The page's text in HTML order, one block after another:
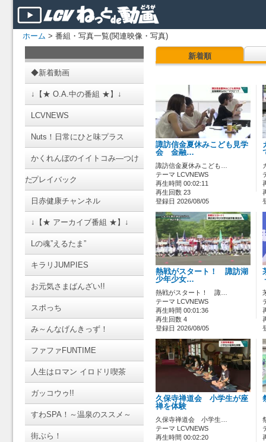
ホーム > 番組・写真一覧(関連映像・写真)
◆新着動画
↓【★ O.A.中の番組 ★】↓
LCVNEWS
Nuts！日常にひと味プラス
かくれんぼのイイトコみ―つけ
たプレイバック
日赤健康チャンネル
↓【★ アーカイブ番組 ★】↓
Lの魂”えるたま”
キラリJUMPIES
お元気さまばんざい!!
スポっち
み～んなげんきっず！
ファファFUNTIME
人生はロマン イロドリ喫茶
ガッコウゥ!!
すわSPA！～温泉のススメ～
街ぶら！
新着順
諏訪信金夏休みこども見学
会 金融…
諏訪信金夏休みこども…
テーマ LCVNEWS
再生時間 00:02:11
再生回数 23
登録日 2026/08/05
熱戦がスタート！ 諏訪湖
少年少女…
熱戦がスタート！ 諏…
テーマ LCVNEWS
再生時間 00:01:36
再生回数 4
登録日 2026/08/05
久保寺禅道会 小学生が座
禅を体験
久保寺禅道会 小学生…
テーマ LCVNEWS
再生時間 00:02:20